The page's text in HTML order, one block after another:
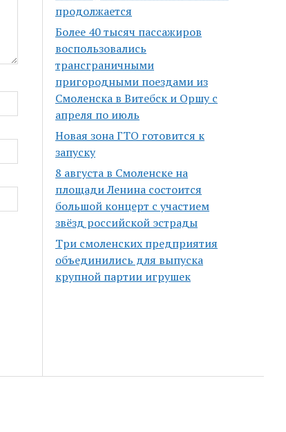
продолжается
Более 40 тысяч пассажиров
воспользовались
трансграничными
пригородными поездами из
Смоленска в Витебск и Оршу с
апреля по июль
Новая зона ГТО готовится к
запуску
8 августа в Смоленске на
площади Ленина состоится
большой концерт с участием
звёзд российской эстрады
Три смоленских предприятия
объединились для выпуска
крупной партии игрушек